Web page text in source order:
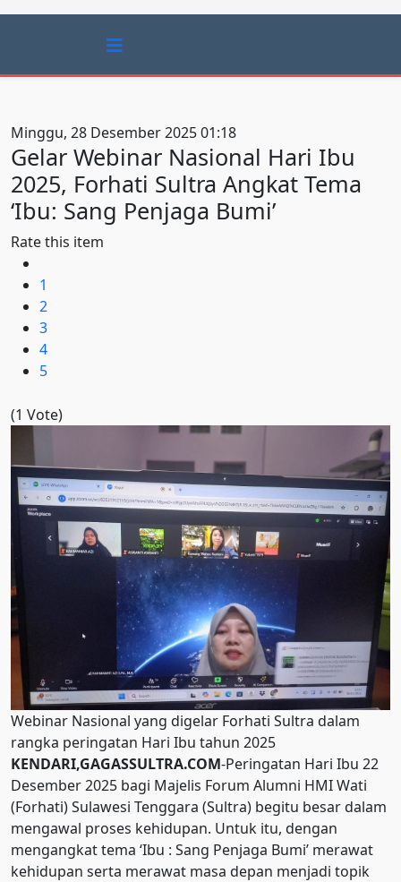
Minggu, 28 Desember 2025 01:18
Gelar Webinar Nasional Hari Ibu
2025, Forhati Sultra Angkat Tema
‘Ibu: Sang Penjaga Bumi’
Rate this item
1
2
3
4
5
(1 Vote)
Webinar Nasional yang digelar Forhati Sultra dalam
rangka peringatan Hari Ibu tahun 2025
KENDARI,GAGASSULTRA.COM-Peringatan Hari Ibu 22
Desember 2025 bagi Majelis Forum Alumni HMI Wati
(Forhati) Sulawesi Tenggara (Sultra) begitu besar dalam
mengawal proses kehidupan. Untuk itu, dengan
mengangkat tema ‘Ibu : Sang Penjaga Bumi’ merawat
kehidupan serta merawat masa depan menjadi topik